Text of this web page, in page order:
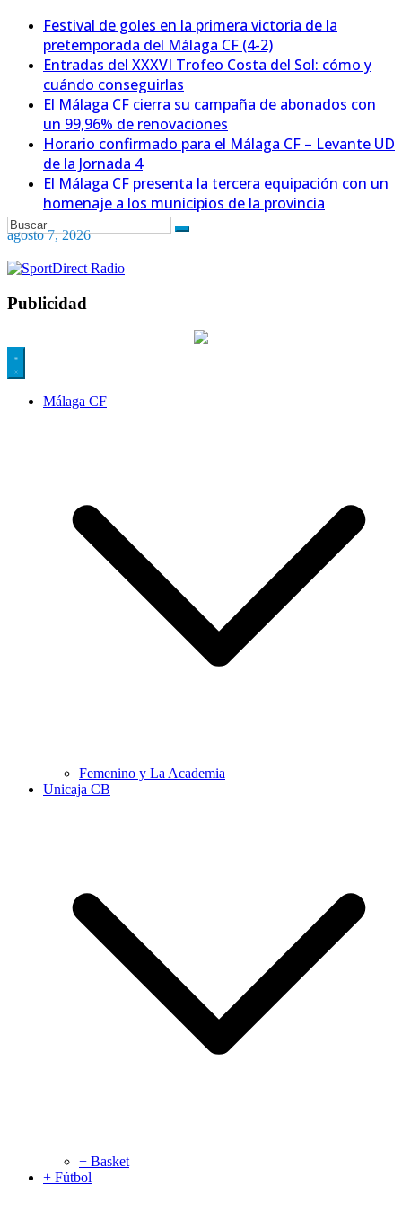
Festival de goles en la primera victoria de la
pretemporada del Málaga CF (4-2)
Entradas del XXXVI Trofeo Costa del Sol: cómo y
cuándo conseguirlas
El Málaga CF cierra su campaña de abonados con
un 99,96% de renovaciones
Horario confirmado para el Málaga CF – Levante UD
de la Jornada 4
El Málaga CF presenta la tercera equipación con un
homenaje a los municipios de la provincia
agosto 7, 2026
Publicidad
Málaga CF
Femenino y La Academia
Unicaja CB
+ Basket
+ Fútbol